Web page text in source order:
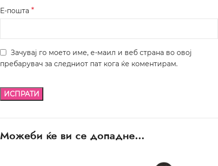
Е-пошта *
Зачувај го моето име, е-маил и веб страна во овој
пребарувач за следниот пат кога ќе коментирам.
Можеби ќе ви се допадне…